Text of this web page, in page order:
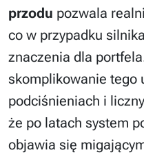
przodu pozwala
co w przypadku
znaczenia dla
skomplikowanie tego
podciśnieniach i
że po latach system
objawia się